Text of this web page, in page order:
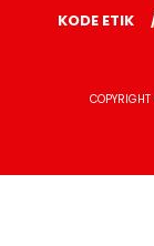
KODE ETIK